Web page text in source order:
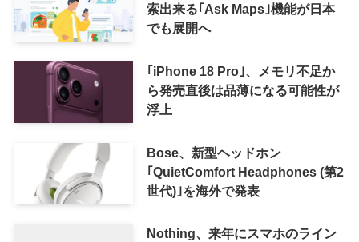
索出来る｢Ask Maps｣機能が日本
でも展開へ
｢iPhone 18 Pro｣、メモリ不足か
ら発売直後は品薄になる可能性が
浮上
Bose、新型ヘッドホン
｢QuietComfort Headphones (第2
世代)｣を海外で発表
Nothing、来年にスマホのライン